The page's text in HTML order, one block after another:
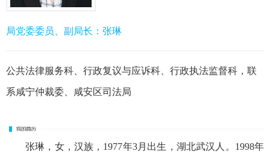
局党委委员、副局长：张琳
公共法律服务科、行政复议与应诉科、行政执法监督科，联
系咸宁仲裁委、咸安区司法局
张琳，女，汉族，1977年3月出生，湖北武汉人。1998年